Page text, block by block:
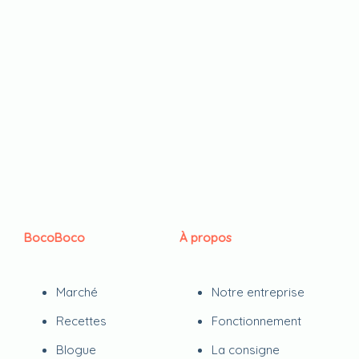
BocoBoco
Marché
Recettes
Blogue
À propos
Notre entreprise
Fonctionnement
La consigne